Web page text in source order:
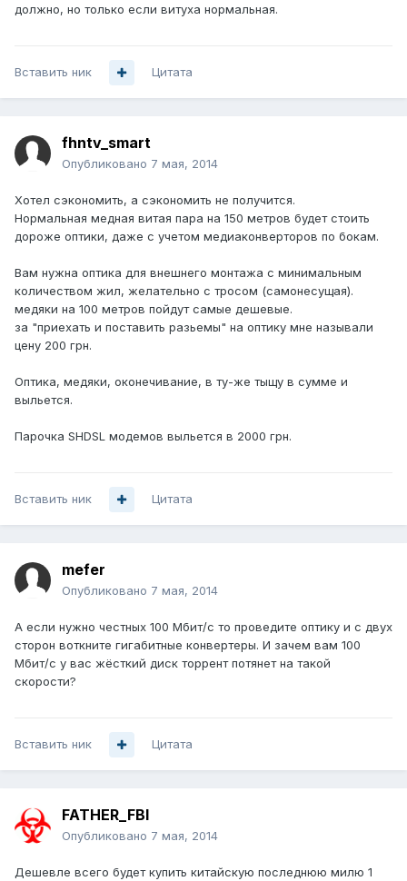
должно, но только если витуха нормальная.
Вставить ник Цитата
fhntv_smart
Опубликовано 7 мая, 2014
Хотел сэкономить, а сэкономить не получится.
Нормальная медная витая пара на 150 метров будет стоить
дороже оптики, даже с учетом медиаконверторов по бокам.
Вам нужна оптика для внешнего монтажа с минимальным
количеством жил, желательно с тросом (самонесущая).
медяки на 100 метров пойдут самые дешевые.
за "приехать и поставить разьемы" на оптику мне называли
цену 200 грн.
Оптика, медяки, оконечивание, в ту-же тыщу в сумме и
выльется.
Парочка SHDSL модемов выльется в 2000 грн.
Вставить ник Цитата
mefer
Опубликовано 7 мая, 2014
А если нужно честных 100 Мбит/с то проведите оптику и с двух
сторон воткните гигабитные конвертеры. И зачем вам 100
Мбит/с у вас жёсткий диск торрент потянет на такой
скорости?
Вставить ник Цитата
FATHER_FBI
Опубликовано 7 мая, 2014
Дешевле всего будет купить китайскую последнюю милю 1